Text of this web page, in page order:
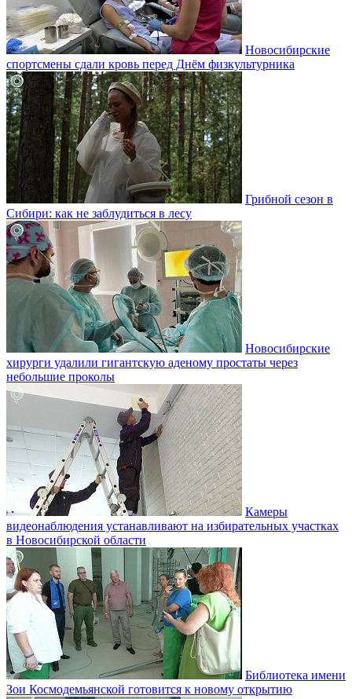
Новосибирские
спортсмены сдали кровь перед Днём физкультурника
Грибной сезон в
Сибири: как не заблудиться в лесу
Новосибирские
хирурги удалили гигантскую аденому простаты через
небольшие проколы
Камеры
видеонаблюдения устанавливают на избирательных участках
в Новосибирской области
Библиотека имени
Зои Космодемьянской готовится к новому открытию